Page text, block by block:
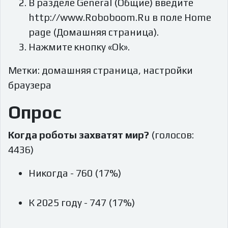
В разделе General (Общие) введите
http://www.Roboboom.Ru в поле Home
page (Домашняя страница).
Нажмите кнопку «Ok».
Метки: домашняя страница, настройки
браузера
Опрос
Когда роботы захватят мир? (голосов:
4436)
Никогда - 760 (17%)
К 2025 году - 747 (17%)